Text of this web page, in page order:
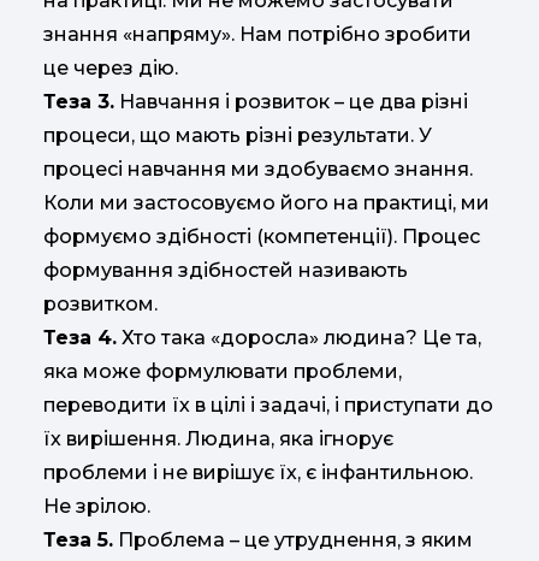
знання «напряму». Нам потрібно зробити
це через дію.
Теза 3. Навчання і розвиток – це два різні
процеси, що мають різні результати. У
процесі навчання ми здобуваємо знання.
Коли ми застосовуємо його на практиці, ми
формуємо здібності (компетенції). Процес
формування здібностей називають
розвитком.
Теза 4. Хто така «доросла» людина? Це та,
яка може формулювати проблеми,
переводити їх в цілі і задачі, і приступати до
їх вирішення. Людина, яка ігнорує
проблеми і не вирішує їх, є інфантильною.
Не зрілою.
Теза 5. Проблема – це утруднення, з яким